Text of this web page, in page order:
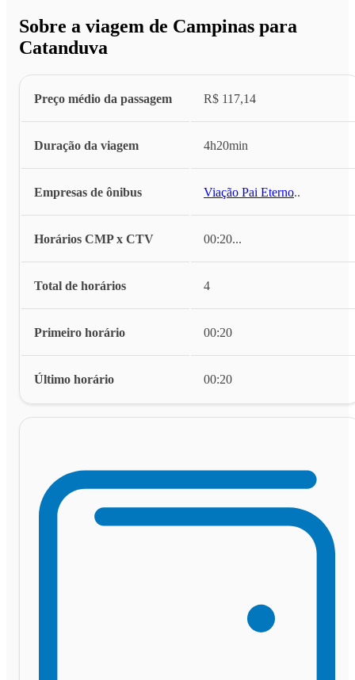
Sobre a viagem de Campinas para
Catanduva
Preço médio da passagem R$ 117,14
Duração da viagem 4h20min
Empresas de ônibus Viação Pai Eterno...
Horários CMP x CTV 00:20...
Total de horários 4
Primeiro horário 00:20
Último horário 00:20